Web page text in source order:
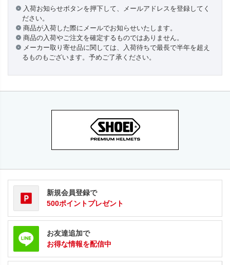
入荷お知らせボタンを押下して、メールアドレスを登録してく
ださい。
商品が入荷した際にメールでお知らせいたします。
商品の入荷やご注文を確定するものではありません。
メーカー取り寄せ品に関しては、入荷待ちで最長で半年を超え
るものもございます。予めご了承ください。
新規会員登録で
500ポイントプレゼント
お友達追加で
お得な情報を配信中